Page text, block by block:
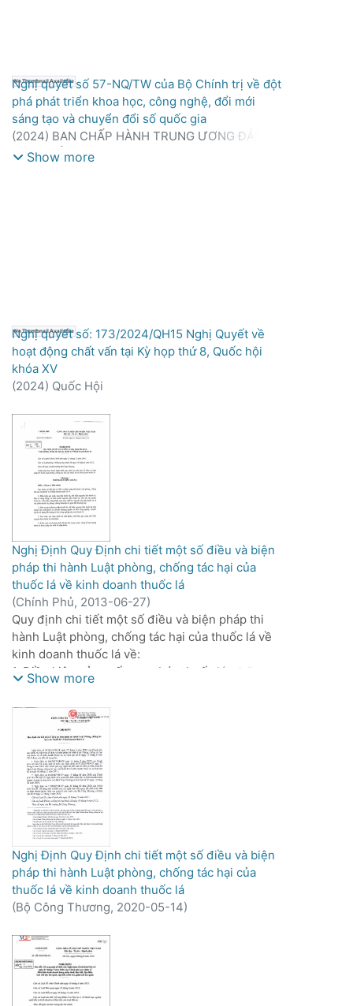
No Thumbnail Available
Nghị quyết số 57-NQ/TW của Bộ Chính trị về đột
phá phát triển khoa học, công nghệ, đổi mới
sáng tạo và chuyển đổi số quốc gia
(2024) BAN CHẤP HÀNH TRUNG ƯƠNG ĐẢNG
CỘNG SẢN VIỆT NAM
Show more
No Thumbnail Available
Nghị quyết số: 173/2024/QH15 Nghị Quyết về
hoạt động chất vấn tại Kỳ họp thứ 8, Quốc hội
khóa XV
(2024) Quốc Hội
Nghị Định Quy Định chi tiết một số điều và biện
pháp thi hành Luật phòng, chống tác hại của
thuốc lá về kinh doanh thuốc lá
(Chính Phủ, 2013-06-27)
Quy định chi tiết một số điều và biện pháp thi
hành Luật phòng, chống tác hại của thuốc lá về
kinh doanh thuốc lá về:
1. Điều kiện sản xuất, mua bán thuốc lá, chế biến
nguyên liệu thuốc lá, đầu tư vùng trồng và kinh
doanh nguyên liệu thuốc lá, tiêu thụ sản phẩm
thuốc lá; xuất khẩu, nhập khẩu máy móc, thiết bị,
nguyên phụ liệu thuốc lá và sản phẩm thuốc lá;
phòng, chống buôn lậu và gian lận thương mại.
2. Đầu tư sản xuất sản phẩm thuốc lá, chế biến
nguyên liệu thuốc lá, liên doanh sản xuất thuốc
lá, chuyển nhượng quyền sở hữu công nghiệp,
chuyển quyền sử dụng đối tượng sở hữu công
nghiệp sản xuất thuốc lá.
3. Sản xuất, gia công thuốc lá xuất khẩu; chế
biến, gia công chế biến nguyên liệu thuốc lá
xuất khẩu.
4. Kiểm soát sản lượng thuốc lá tiêu thụ trong
nước, công bố sản lượng thuốc lá được phép sản
xuất và nhập khẩu.
Show more
Nghị Định Quy Định chi tiết một số điều và biện
pháp thi hành Luật phòng, chống tác hại của
thuốc lá về kinh doanh thuốc lá
(Bộ Công Thương, 2020-05-14)